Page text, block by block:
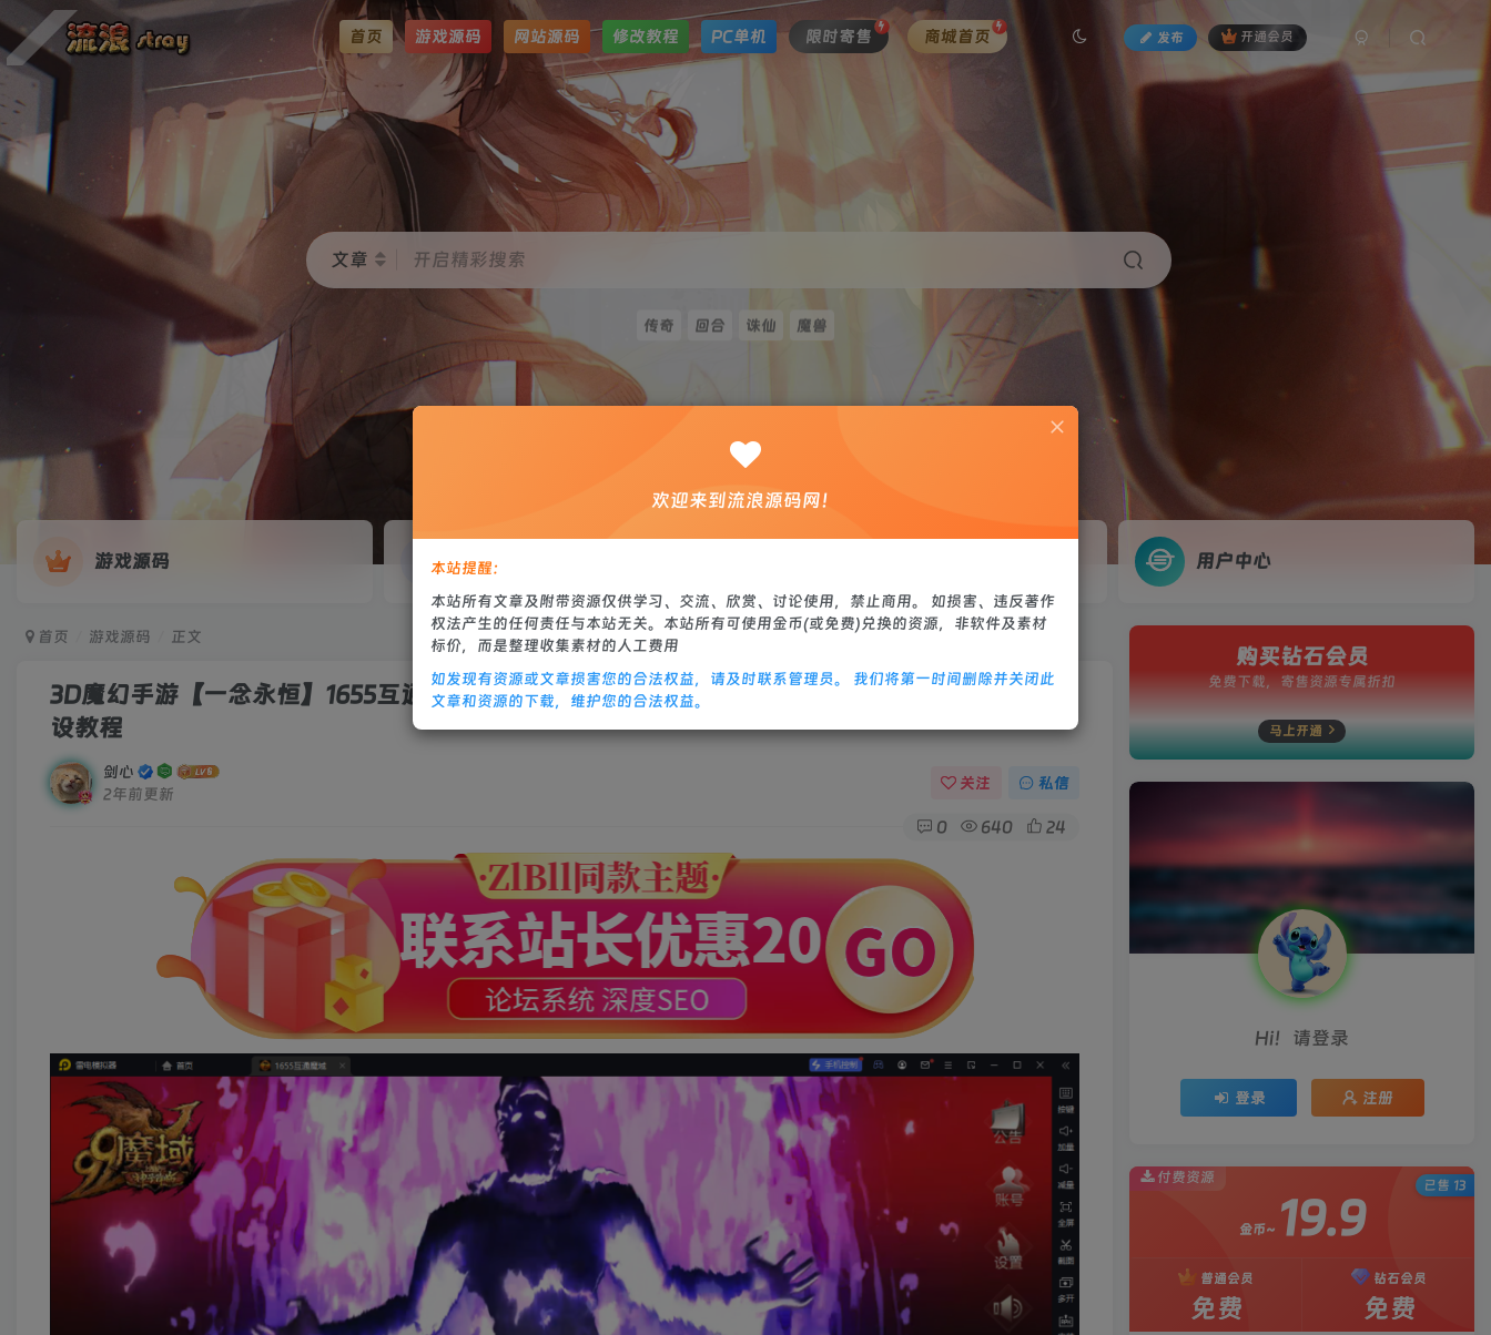
发布 开通会员
首页 游戏源码 网站源码 修改教程 PC单机 限时寄售 商城首页
文章 开启精彩搜索
传奇 回合 诛仙 魔兽
游戏源码 网站源码 用户中心
首页 游戏源码 正文
3D魔幻手游【一念永恒】1655互通魔域+2023整理Win系服务端+本地验证+安卓+GM工具+架
设教程
剑心
2年前更新
关注 私信
0 640 24
购买钻石会员
免费下载，寄售资源专属折扣
马上开通
Hi！请登录
登录 注册
付费资源
金币~ 19.9
普通会员
免费
钻石会员
免费
已售 13
欢迎来到流浪源码网！
本站提醒：
本站所有文章及附带资源仅供学习、交流、欣赏、讨论使用，禁止商用。 如损害、违反著作
权法产生的任何责任与本站无关。本站所有可使用金币(或免费)兑换的资源，非软件及素材
标价，而是整理收集素材的人工费用
如发现有资源或文章损害您的合法权益，请及时联系管理员。 我们将第一时间删除并关闭此
文章和资源的下载，维护您的合法权益。